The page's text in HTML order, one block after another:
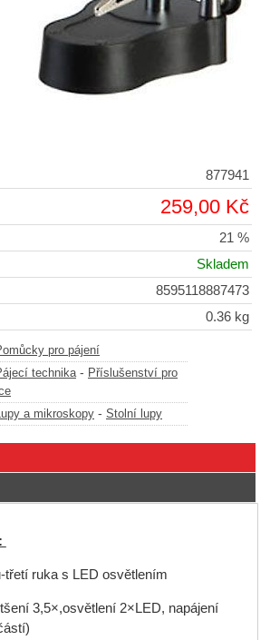
877941
259,00 Kč
21 %
Skladem
8595118887473
0.36 kg
pro pájení
technika- Příslušenství pro
a mikroskopy - Stolní lupy
třetí ruka s LED osvětlením
3,5×,osvětlení 2×LED, napájení